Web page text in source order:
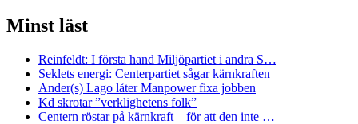
Minst läst
Reinfeldt: I första hand Miljöpartiet i andra S…
Seklets energi: Centerpartiet sågar kärnkraften
Ander(s) Lago låter Manpower fixa jobben
Kd skrotar ”verklighetens folk”
Centern röstar på kärnkraft – för att den inte …